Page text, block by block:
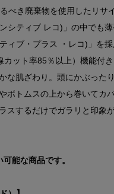
べき廃棄物を使用したリサ
シティブ レコ)」の中でも
ィブ・プラス ・レコ)」を
カット率85％以上）機能付き
な肌ざわり。頭にかぶった
ボトムスの上から巻いてカ
スするだけでガラリと印象
能な商品です。